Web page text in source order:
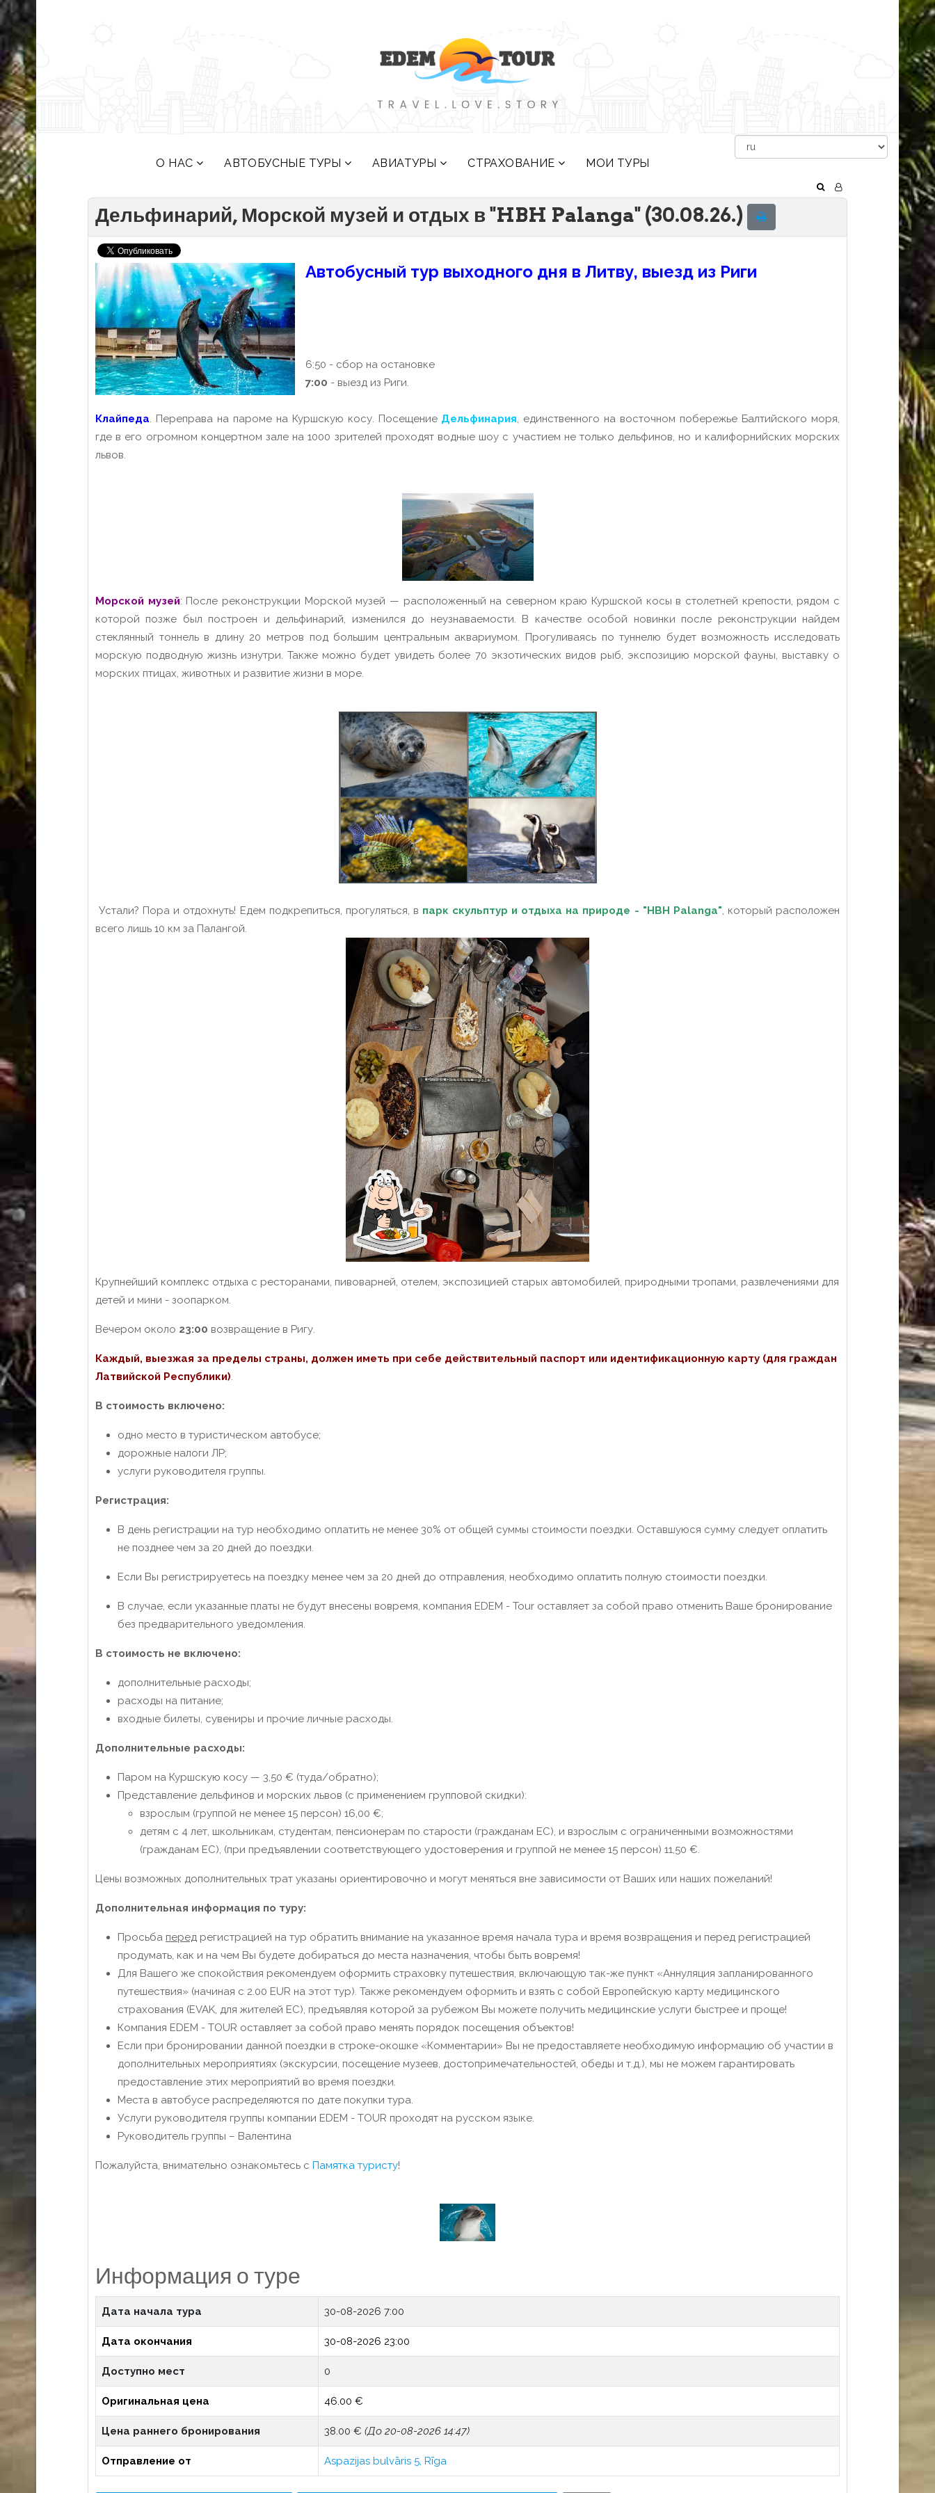
О НАС АВТОБУСНЫЕ ТУРЫ АВИАТУРЫ СТРАХОВАНИЕ МОИ ТУРЫ
Дельфинарий, Морской музей и отдых в "HBH Palanga" (30.08.26.)
Автобусный тур выходного дня в Литву, выезд из Риги
6:50 - сбор на остановке
7:00 - выезд из Риги.
Клайпеда. Переправа на пароме на Куршскую косу. Посещение Дельфинария, единственного на восточном побережье Балтийского моря,
где в его огромном концертном зале на 1000 зрителей проходят водные шоу с участием не только дельфинов, но и калифорнийских морских
львов.
Морской музей: После реконструкции Морской музей — расположенный на северном краю Куршской косы в столетней крепости, рядом с
которой позже был построен и дельфинарий, изменился до неузнаваемости. В качестве особой новинки после реконструкции найдем
стеклянный тоннель в длину 20 метров под большим центральным аквариумом. Прогуливаясь по туннелю будет возможность исследовать
морскую подводную жизнь изнутри. Также можно будет увидеть более 70 экзотических видов рыб, экспозицию морской фауны, выставку о
морских птицах, животных и развитие жизни в море.
Устали? Пора и отдохнуть! Едем подкрепиться, прогуляться, в парк скульптур и отдыха на природе - "HBH Palanga", который расположен
всего лишь 10 км за Палангой.
Крупнейший комплекс отдыха с ресторанами, пивоварней, отелем, экспозицией старых автомобилей, природными тропами, развлечениями для
детей и мини - зоопарком.
Вечером около 23:00 возвращение в Ригу.
Каждый, выезжая за пределы страны, должен иметь при себе действительный паспорт или идентификационную карту (для граждан
Латвийской Республики).
В стоимость включено:
одно место в туристическом автобусе;
дорожные налоги ЛР;
услуги руководителя группы.
Регистрация:
В день регистрации на тур необходимо оплатить не менее 30% от общей суммы стоимости поездки. Оставшуюся сумму следует оплатить
не позднее чем за 20 дней до поездки.
Если Вы регистрируетесь на поездку менее чем за 20 дней до отправления, необходимо оплатить полную стоимости поездки.
В случае, если указанные платы не будут внесены вовремя, компания EDEM - Tour оставляет за собой право отменить Ваше бронирование
без предварительного уведомления.
В стоимость не включено:
дополнительные расходы;
расходы на питание;
входные билеты, сувениры и прочие личные расходы.
Дополнительные расходы:
Паром на Куршскую косу — 3,50 € (туда/обратно);
Представление дельфинов и морских львов (с применением групповой скидки):
взрослым (группой не менее 15 персон) 16,00 €;
детям с 4 лет, школьникам, студентам, пенсионерам по старости (гражданам EС), и взрослым с ограниченными возможностями
(гражданам ЕС), (при предъявлении соответствующего удостоверения и группой не менее 15 персон) 11,50 €.
Цены возможных дополнительных трат указаны ориентировочно и могут меняться вне зависимости от Ваших или наших пожеланий!
Дополнительная информация по туру:
Просьба перед регистрацией на тур обратить внимание на указанное время начала тура и время возвращения и перед регистрацией
продумать, как и на чем Вы будете добираться до места назначения, чтобы быть вовремя!
Для Вашего же спокойствия рекомендуем оформить страховку путешествия, включающую так-же пункт «Аннуляция запланированного
путешествия» (начиная с 2.00 EUR на этот тур). Также рекомендуем оформить и взять с собой Европейскую карту медицинского
страхования (EVAK, для жителей ЕС), предъявляя которой за рубежом Вы можете получить медицинские услуги быстрее и проще!
Компания EDEM - TOUR оставляет за собой право менять порядок посещения объектов!
Если при бронировании данной поездки в строке-окошке «Комментарии» Вы не предоставляете необходимую информацию об участии в
дополнительных мероприятиях (экскурсии, посещение музеев, достопримечательностей, обеды и т.д.), мы не можем гарантировать
предоставление этих мероприятий во время поездки.
Места в автобусе распределяются по дате покупки тура.
Услуги руководителя группы компании EDEM - TOUR проходят на русском языке.
Руководитель группы – Валентина
Пожалуйста, внимательно ознакомьтесь с Памятка туристу!
Информация о туре
Дата начала тура 30-08-2026 7:00
Дата окончания 30-08-2026 23:00
Доступно мест 0
Оригинальная цена 46.00 €
Цена раннего бронирования 38.00 € (До 20-08-2026 14:47)
Отправление от Aspazijas bulvāris 5, Rīga